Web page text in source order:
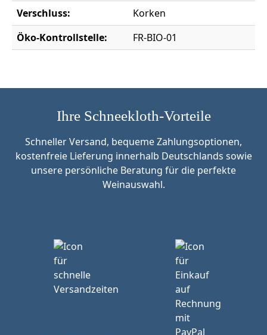
Verschluss:
Korken
Öko-Kontrollstelle:
FR-BIO-01
Ihre Schneekloth-Vorteile
Schneller Versand, bequeme Zahlungsoptionen,
kostenfreie Lieferung innerhalb Deutschlands sowie
unsere persönliche Beratung für die perfekte
Weinauswahl.